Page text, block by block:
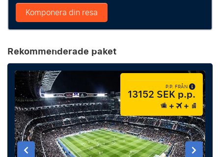
Komponera din resa
Rekommenderade paket
P.P. FRÅN
13152 SEK p.p.